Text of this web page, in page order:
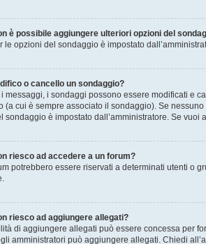
è possibile aggiungere ulteriori opzioni del
le opzioni del sondaggio è impostato
o cancello un sondaggio?
messaggi, i sondaggi possono essere modificati e
(a cui è sempre associato il sondaggio). Se
sondaggio è impostato dall’amministratore. Se vuoi
riesco ad accedere a un forum?
potrebbero essere riservati a determinati utenti o
riesco ad aggiungere allegati?
di aggiungere allegati può essere concessa per
amministratori può aggiungere allegati. Chiedi